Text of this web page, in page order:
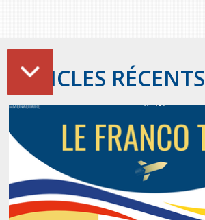
ARTICLES RÉCENTS